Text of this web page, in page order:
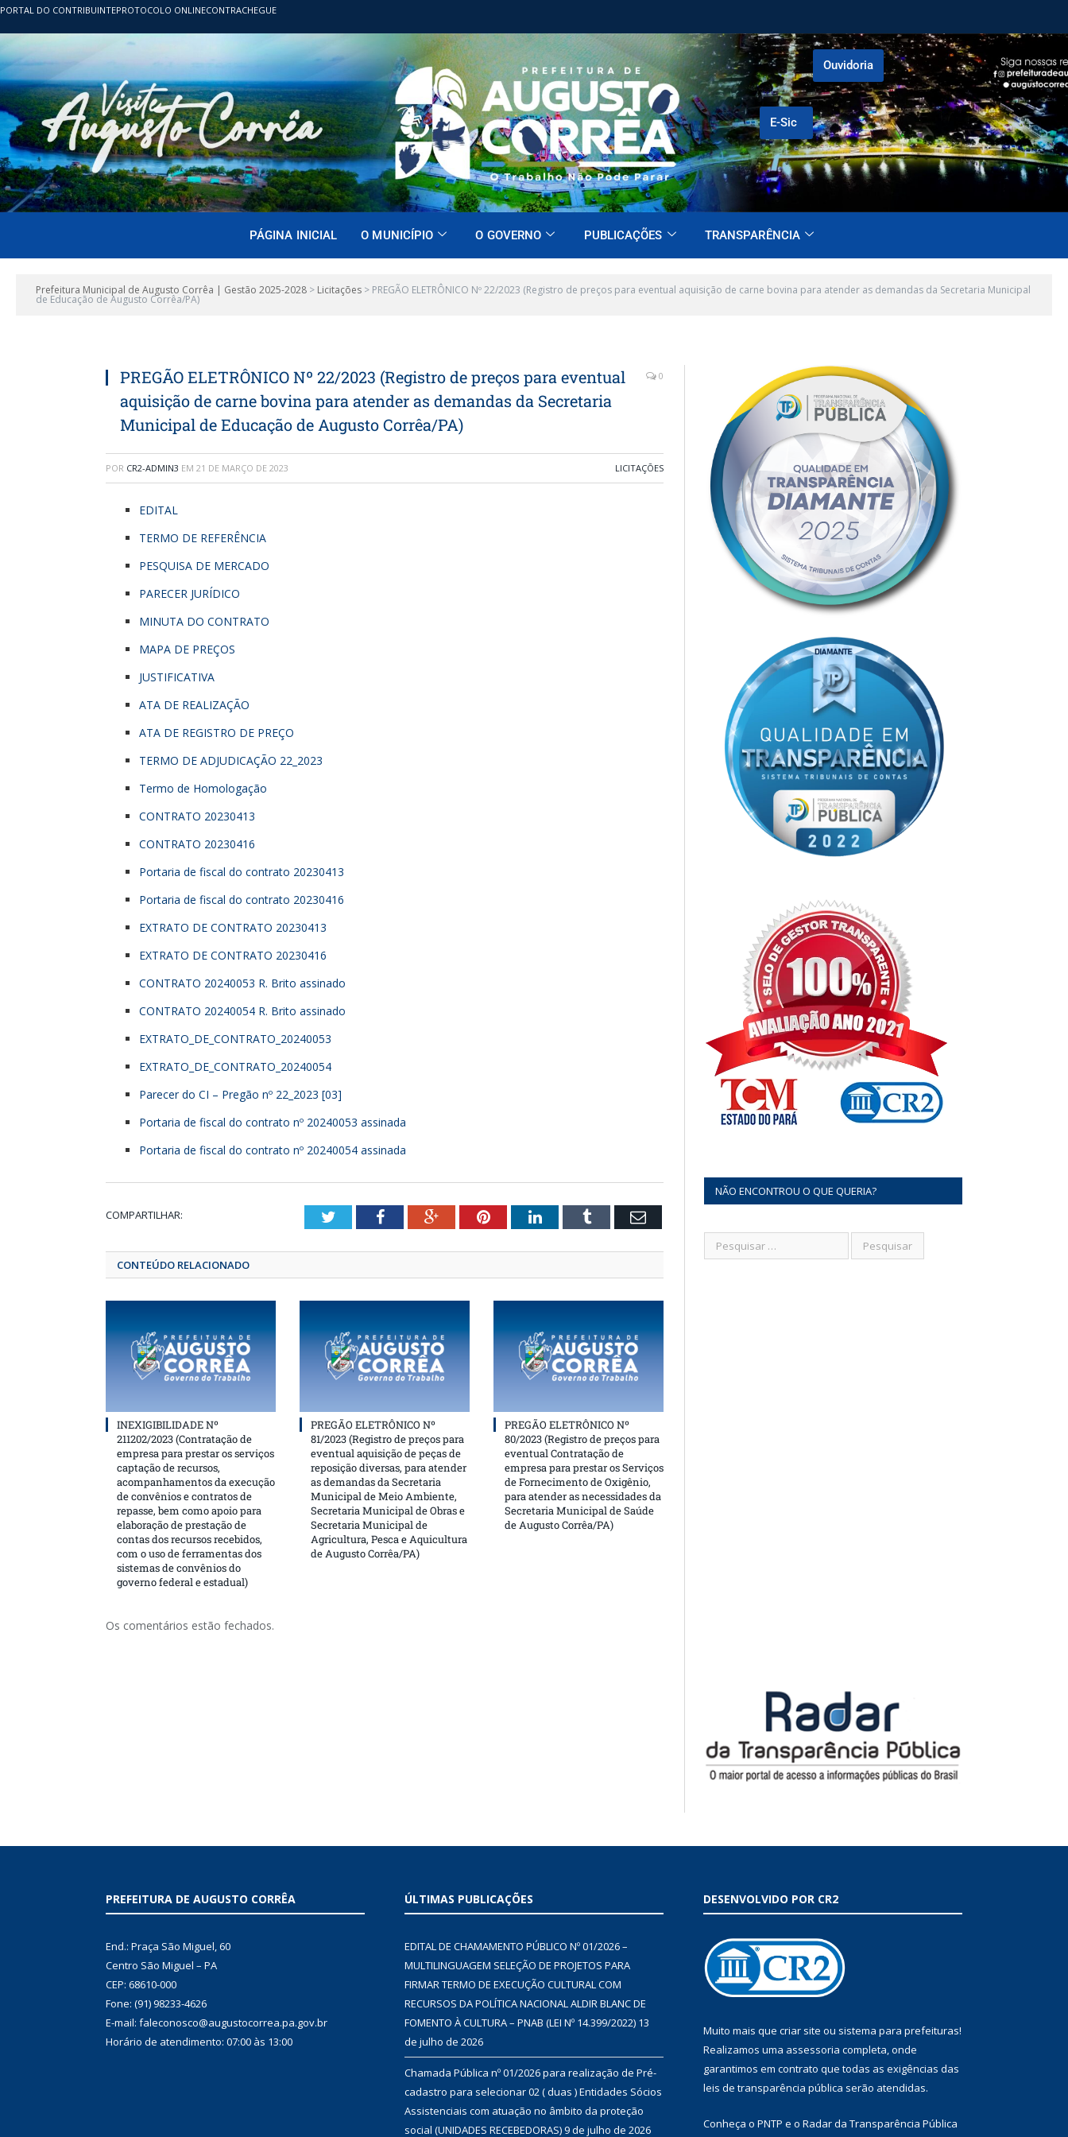
PORTAL DO CONTRIBUINTEPROTOCOLO ONLINECONTRACHEGUE
E-Sic
Ouvidoria
PÁGINA INICIAL O MUNICÍPIO O GOVERNO PUBLICAÇÕES TRANSPARÊNCIA
Prefeitura Municipal de Augusto Corrêa | Gestão 2025-2028 > Licitações > PREGÃO ELETRÔNICO Nº 22/2023 (Registro de preços para eventual aquisição de carne bovina para atender as demandas da Secretaria Municipal
de Educação de Augusto Corrêa/PA)
PREGÃO ELETRÔNICO Nº 22/2023 (Registro de preços para eventual
aquisição de carne bovina para atender as demandas da Secretaria
Municipal de Educação de Augusto Corrêa/PA)
0
POR CR2-ADMIN3 EM 21 DE MARÇO DE 2023 LICITAÇÕES
EDITAL
TERMO DE REFERÊNCIA
PESQUISA DE MERCADO
PARECER JURÍDICO
MINUTA DO CONTRATO
MAPA DE PREÇOS
JUSTIFICATIVA
ATA DE REALIZAÇÃO
ATA DE REGISTRO DE PREÇO
TERMO DE ADJUDICAÇÃO 22_2023
Termo de Homologação
CONTRATO 20230413
CONTRATO 20230416
Portaria de fiscal do contrato 20230413
Portaria de fiscal do contrato 20230416
EXTRATO DE CONTRATO 20230413
EXTRATO DE CONTRATO 20230416
CONTRATO 20240053 R. Brito assinado
CONTRATO 20240054 R. Brito assinado
EXTRATO_DE_CONTRATO_20240053
EXTRATO_DE_CONTRATO_20240054
Parecer do CI – Pregão nº 22_2023 [03]
Portaria de fiscal do contrato nº 20240053 assinada
Portaria de fiscal do contrato nº 20240054 assinada
COMPARTILHAR: TwitterFacebookGoogle+Pinterest
LinkedInTumblrEmail
CONTEÚDO RELACIONADO
INEXIGIBILIDADE Nº
211202/2023 (Contratação de
empresa para prestar os serviços
captação de recursos,
acompanhamentos da execução
de convênios e contratos de
repasse, bem como apoio para
elaboração de prestação de
contas dos recursos recebidos,
com o uso de ferramentas dos
sistemas de convênios do
governo federal e estadual)
PREGÃO ELETRÔNICO Nº
81/2023 (Registro de preços para
eventual aquisição de peças de
reposição diversas, para atender
as demandas da Secretaria
Municipal de Meio Ambiente,
Secretaria Municipal de Obras e
Secretaria Municipal de
Agricultura, Pesca e Aquicultura
de Augusto Corrêa/PA)
PREGÃO ELETRÔNICO Nº
80/2023 (Registro de preços para
eventual Contratação de
empresa para prestar os Serviços
de Fornecimento de Oxigênio,
para atender as necessidades da
Secretaria Municipal de Saúde
de Augusto Corrêa/PA)
Os comentários estão fechados.
NÃO ENCONTROU O QUE QUERIA?
PREFEITURA DE AUGUSTO CORRÊA
End.: Praça São Miguel, 60
Centro São Miguel – PA
CEP: 68610-000
Fone: (91) 98233-4626
E-mail: faleconosco@augustocorrea.pa.gov.br
Horário de atendimento: 07:00 às 13:00
ÚLTIMAS PUBLICAÇÕES
EDITAL DE CHAMAMENTO PÚBLICO Nº 01/2026 –
MULTILINGUAGEM SELEÇÃO DE PROJETOS PARA
FIRMAR TERMO DE EXECUÇÃO CULTURAL COM
RECURSOS DA POLÍTICA NACIONAL ALDIR BLANC DE
FOMENTO À CULTURA – PNAB (LEI Nº 14.399/2022) 13
de julho de 2026
Chamada Pública nº 01/2026 para realização de Pré-
cadastro para selecionar 02 ( duas ) Entidades Sócios
Assistenciais com atuação no âmbito da proteção
social (UNIDADES RECEBEDORAS)9 de julho de 2026
DESENVOLVIDO POR CR2
Muito mais que criar site ou sistema para prefeituras!
Realizamos uma assessoria completa, onde
garantimos em contrato que todas as exigências das
leis de transparência pública serão atendidas.
Conheça o PNTP e o Radar da Transparência Pública